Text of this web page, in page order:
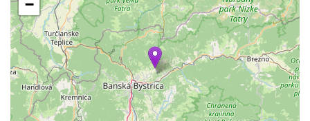
−